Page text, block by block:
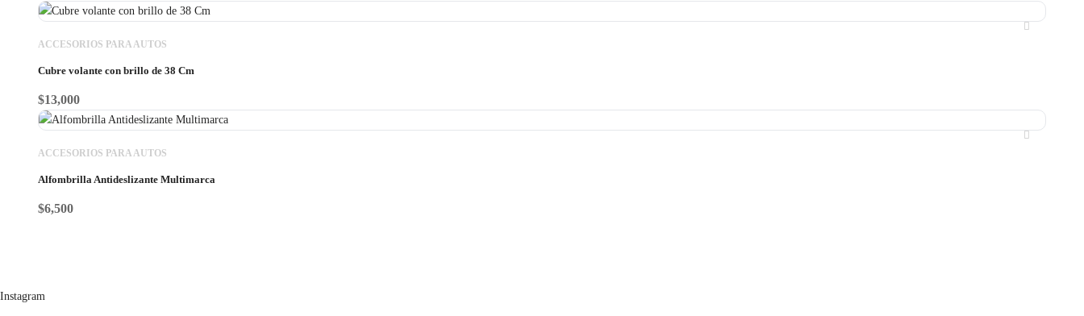
ACCESORIOS PARA AUTOS
Cubre volante con brillo de 38 Cm
$13,000
ACCESORIOS PARA AUTOS
Alfombrilla Antideslizante Multimarca
$6,500
Instagram